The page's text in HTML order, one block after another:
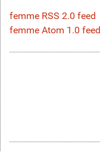
femme RSS 2.0 feed
femme Atom 1.0 feed